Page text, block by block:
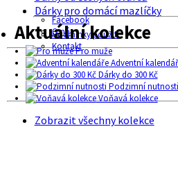
Facebook
O nás
Podmínky použití
Kontakt
Dárky pro domácí mazlíčky
Aktuální kolekce
Pro muže
Adventní
Dárky do 300 Kč
Podzimní nutnosti
Voňavá kolekce
Zobrazit všechny kolekce